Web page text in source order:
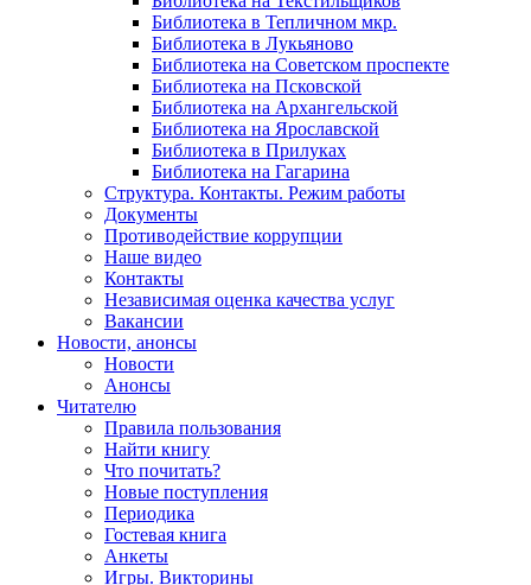
Библиотека в Тепличном мкр.
Библиотека в Лукьяново
Библиотека на Советском проспекте
Библиотека на Псковской
Библиотека на Архангельской
Библиотека на Ярославской
Библиотека в Прилуках
Библиотека на Гагарина
Структура. Контакты. Режим работы
Документы
Противодействие коррупции
Наше видео
Контакты
Независимая оценка качества услуг
Вакансии
Новости, анонсы
Новости
Анонсы
Читателю
Правила пользования
Найти книгу
Что почитать?
Новые поступления
Периодика
Гостевая книга
Анкеты
Игры. Викторины